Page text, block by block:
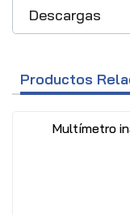
Descargas
Productos
Multímetro